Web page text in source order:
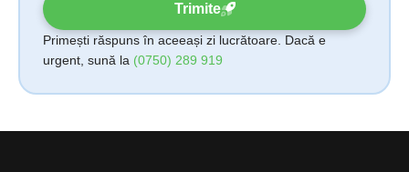
Trimite
Primești răspuns în aceeași zi lucrătoare. Dacă e
urgent, sună la (0750) 289 919